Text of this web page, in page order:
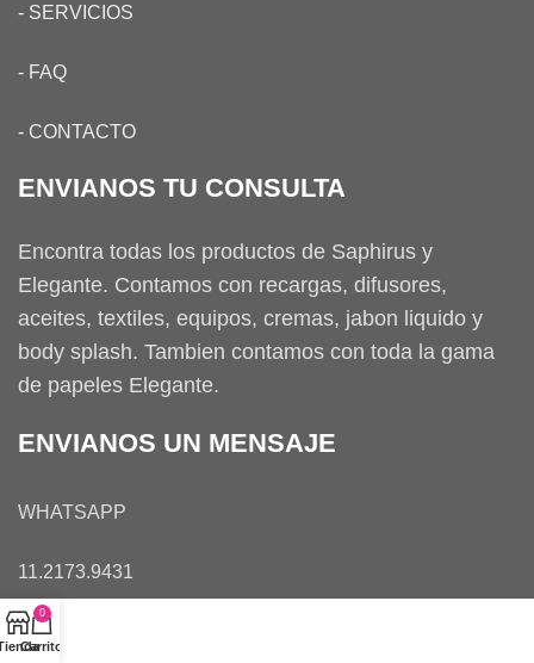
- SERVICIOS
- FAQ
- CONTACTO
ENVIANOS TU CONSULTA
Encontra todas los productos de Saphirus y
Elegante. Contamos con recargas, difusores,
aceites, textiles, equipos, cremas, jabon liquido y
body splash. Tambien contamos con toda la gama
de papeles Elegante.
ENVIANOS UN MENSAJE
WHATSAPP
11.2173.9431
0
Carrito